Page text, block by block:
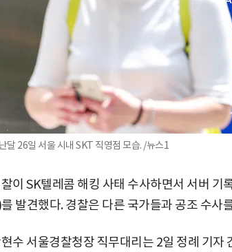
달 26일 서울 시내 SKT 직영점 모습. /뉴스1
이 SK텔레콤 해킹 사태 수사하면서 서버 기
발견했다. 경찰은 다른 국가들과 공조 수사
수 서울경찰청장 직무대리는 2일 정례 기자